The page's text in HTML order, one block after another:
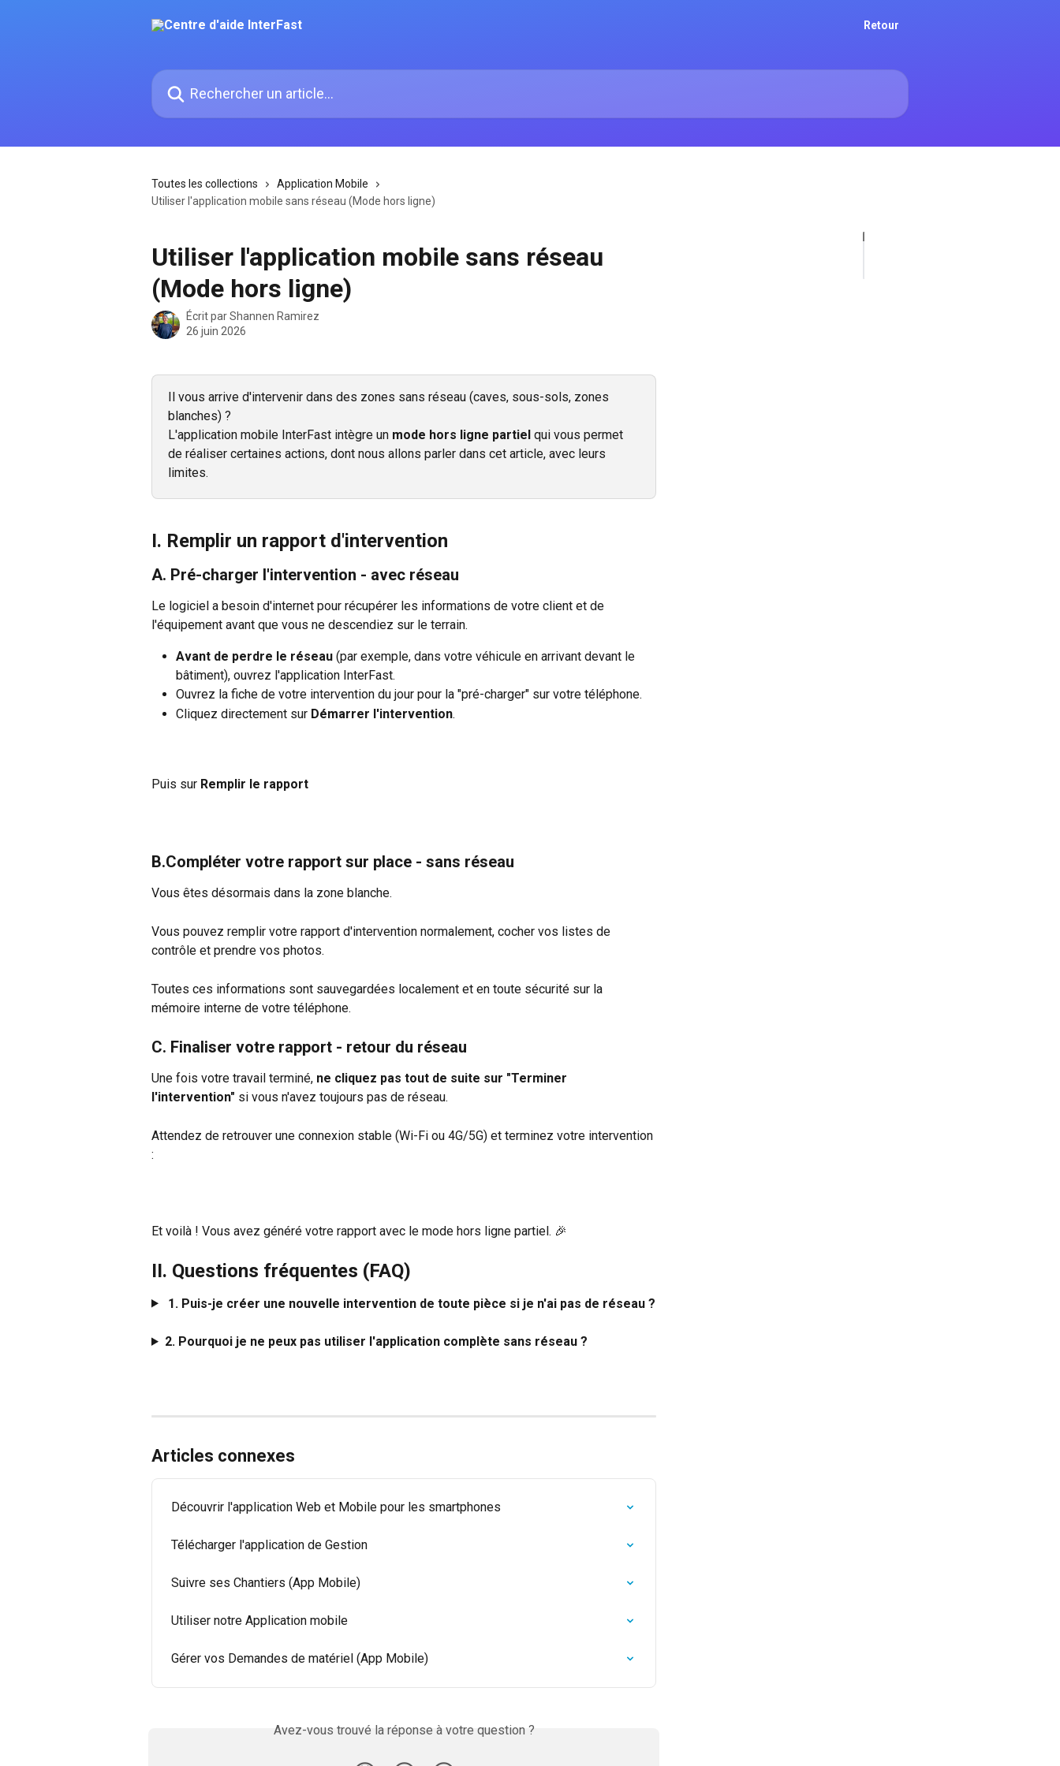
Retour
Rechercher un article...
Toutes les collections
Application Mobile
Utiliser l'application mobile sans réseau (Mode hors ligne)
Utiliser l'application mobile sans réseau
(Mode hors ligne)
Écrit parShannen Ramirez
26 juin 2026
Il vous arrive d'intervenir dans des zones sans réseau (caves, sous-sols, zones
blanches) ?
L'application mobile InterFast intègre un mode hors ligne partiel qui vous permet
de réaliser certaines actions, dont nous allons parler dans cet article, avec leurs
limites.
I. Remplir un rapport d'intervention
A. Pré-charger l'intervention - avec réseau
Le logiciel a besoin d'internet pour récupérer les informations de votre client et de
l'équipement avant que vous ne descendiez sur le terrain.
Avant de perdre le réseau (par exemple, dans votre véhicule en arrivant devant le
bâtiment), ouvrez l'application InterFast.
Ouvrez la fiche de votre intervention du jour pour la "pré-charger" sur votre téléphone.
Cliquez directement sur Démarrer l'intervention.
Puis sur Remplir le rapport
B.Compléter votre rapport sur place - sans réseau
Vous êtes désormais dans la zone blanche.
Vous pouvez remplir votre rapport d'intervention normalement, cocher vos listes de
contrôle et prendre vos photos.
Toutes ces informations sont sauvegardées localement et en toute sécurité sur la
mémoire interne de votre téléphone.
C. Finaliser votre rapport - retour du réseau
Une fois votre travail terminé, ne cliquez pas tout de suite sur "Terminer
l'intervention" si vous n'avez toujours pas de réseau.
Attendez de retrouver une connexion stable (Wi-Fi ou 4G/5G) et terminez votre intervention
:
Et voilà ! Vous avez généré votre rapport avec le mode hors ligne partiel. 🎉
II. Questions fréquentes (FAQ)
1. Puis-je créer une nouvelle intervention de toute pièce si je n'ai pas de réseau ?
2. Pourquoi je ne peux pas utiliser l'application complète sans réseau ?
Articles connexes
Découvrir l'application Web et Mobile pour les smartphones
Télécharger l'application de Gestion
Suivre ses Chantiers (App Mobile)
Utiliser notre Application mobile
Gérer vos Demandes de matériel (App Mobile)
Avez-vous trouvé la réponse à votre question ?